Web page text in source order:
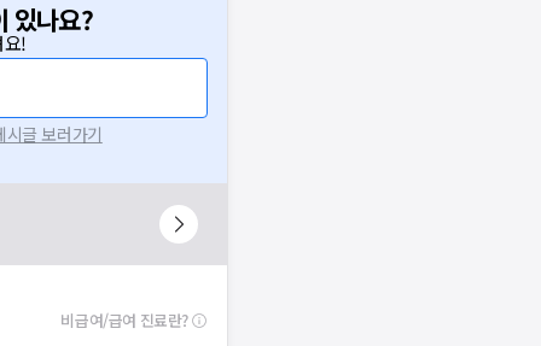
있나요?
요!
글 보러가기
비급여/급여 진료란?